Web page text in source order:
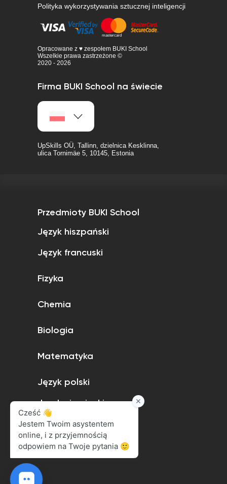
Polityka wykorzystywania sztucznej inteligencji
Opracowane z ♥ zespołem BUKI School
Wszelkie prawa zastrzeżone ©
2020 - 2026
Firma BUKI School na świecie
UpSkills OÜ, Tallinn, dzielnica Kesklinna,
ulica Tornimäe 5, 10145, Estonia
Przedmioty BUKI School
Język hiszpański
Język francuski
Fizyka
Chemia
Biologia
Matematyka
Język polski
Język niemiecki
Język angielski